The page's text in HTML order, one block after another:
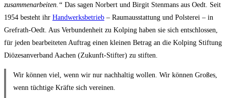
zusammenarbeiten.“ Das sagen Norbert und Birgit Stenmans aus Oedt. Seit
1954 besteht ihr Handwerksbetrieb – Raumausstattung und Polsterei – in
Grefrath-Oedt. Aus Verbundenheit zu Kolping haben sie sich entschlossen,
für jeden bearbeiteten Auftrag einen kleinen Betrag an die Kolping Stiftung
Diözesanverband Aachen (Zukunft-Stifter) zu stiften.
Wir können viel, wenn wir nur nachhaltig wollen. Wir können Großes,
wenn tüchtige Kräfte sich vereinen.